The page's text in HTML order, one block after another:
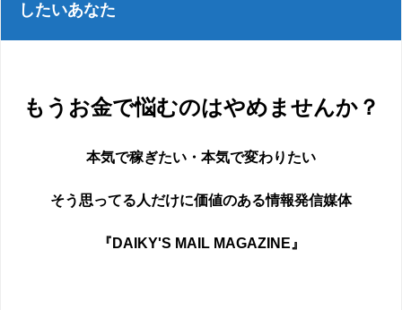
したいあなた
もうお金で悩むのはやめませんか？
本気で稼ぎたい・本気で変わりたい
そう思ってる人だけに価値のある情報発信媒体
『DAIKY'S MAIL MAGAZINE』